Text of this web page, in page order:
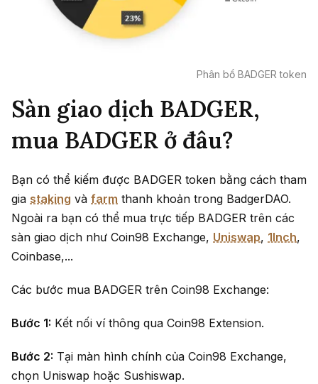
Phân bổ BADGER token
Sàn giao dịch BADGER,
mua BADGER ở đâu?
Bạn có thể kiếm được BADGER token bằng cách tham
gia staking và farm thanh khoản trong BadgerDAO.
Ngoài ra bạn có thể mua trực tiếp BADGER trên các
sàn giao dịch như Coin98 Exchange, Uniswap, 1Inch,
Coinbase,...
Các bước mua BADGER trên Coin98 Exchange:
Bước 1: Kết nối ví thông qua Coin98 Extension.
Bước 2: Tại màn hình chính của Coin98 Exchange,
chọn Uniswap hoặc Sushiswap.